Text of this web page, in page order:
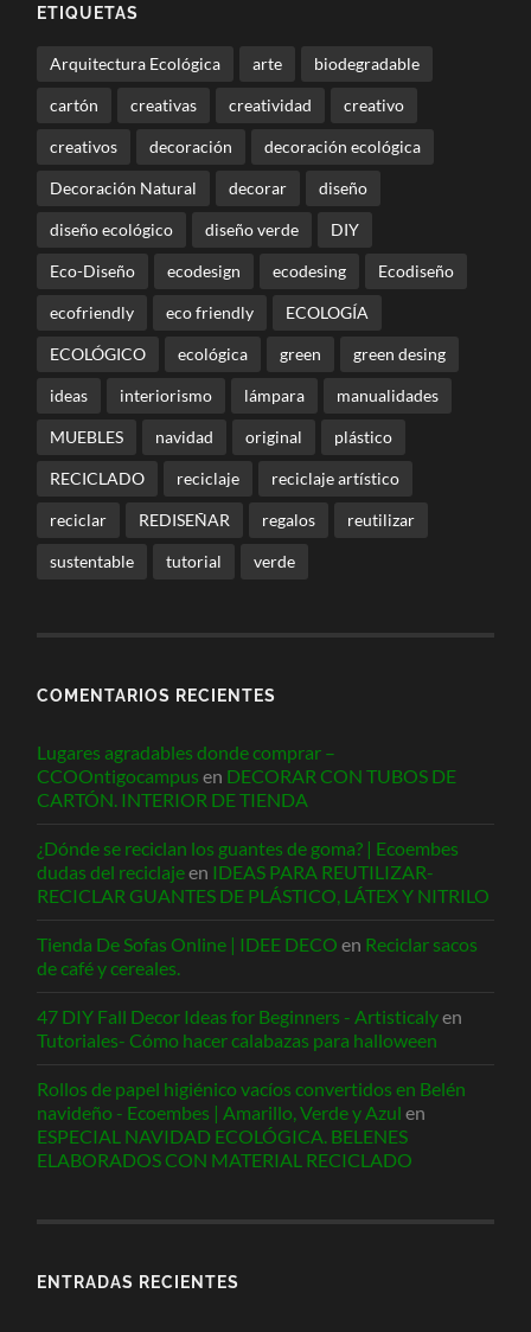
ETIQUETAS
Arquitectura Ecológica arte biodegradable
cartón creativas creatividad creativo
creativos decoración decoración ecológica
Decoración Natural decorar diseño
diseño ecológico diseño verde DIY
Eco-Diseño ecodesign ecodesing Ecodiseño
ecofriendly eco friendly ECOLOGÍA
ECOLÓGICO ecológica green green desing
ideas interiorismo lámpara manualidades
MUEBLES navidad original plástico
RECICLADO reciclaje reciclaje artístico
reciclar REDISEÑAR regalos reutilizar
sustentable tutorial verde
COMENTARIOS RECIENTES
Lugares agradables donde comprar –
CCOOntigocampus en DECORAR CON TUBOS DE
CARTÓN. INTERIOR DE TIENDA
¿Dónde se reciclan los guantes de goma? | Ecoembes
dudas del reciclajeen IDEAS PARA REUTILIZAR-
RECICLAR GUANTES DE PLÁSTICO, LÁTEX Y NITRILO
Tienda De Sofas Online | IDEE DECO en Reciclar sacos
de café y cereales.
47 DIY Fall Decor Ideas for Beginners - Artisticalyen
Tutoriales- Cómo hacer calabazas para halloween
Rollos de papel higiénico vacíos convertidos en Belén
navideño - Ecoembes | Amarillo, Verde y Azul en
ESPECIAL NAVIDAD ECOLÓGICA. BELENES
ELABORADOS CON MATERIAL RECICLADO
ENTRADAS RECIENTES